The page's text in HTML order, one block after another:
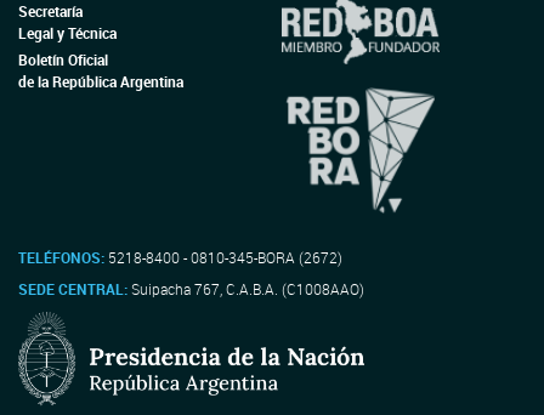
Secretaría
Legal y Técnica
Boletín Oficial
de la República Argentina
TELÉFONOS: 5218-8400 - 0810-345-BORA (2672)
SEDE CENTRAL:Suipacha 767, C.A.B.A. (C1008AAO)